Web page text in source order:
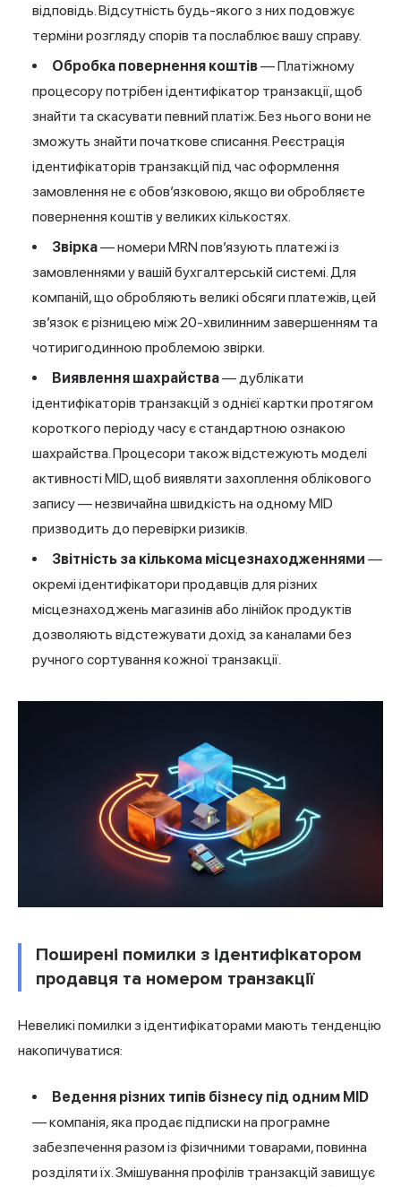
відповідь. Відсутність будь-якого з них подовжує
терміни розгляду спорів та послаблює вашу справу.
Обробка повернення коштів— Платіжному
процесору потрібен ідентифікатор транзакції, щоб
знайти та скасувати певний платіж. Без нього вони не
зможуть знайти початкове списання. Реєстрація
ідентифікаторів транзакцій під час оформлення
замовлення не є обов’язковою, якщо ви обробляєте
повернення коштів у великих кількостях.
Звірка— номери MRN пов’язують платежі із
замовленнями у вашій бухгалтерській системі. Для
компаній, що обробляють великі обсяги платежів, цей
зв’язок є різницею між 20-хвилинним завершенням та
чотиригодинною проблемою звірки.
Виявлення шахрайства— дублікати
ідентифікаторів транзакцій з однієї картки протягом
короткого періоду часу є стандартною ознакою
шахрайства. Процесори також відстежують моделі
активності MID, щоб виявляти захоплення облікового
запису — незвичайна швидкість на одному MID
призводить до перевірки ризиків.
Звітність за кількома місцезнаходженнями —
окремі ідентифікатори продавців для різних
місцезнаходжень магазинів або лінійок продуктів
дозволяють відстежувати дохід за каналами без
ручного сортування кожної транзакції.
Поширені помилки з ідентифікатором
продавця та номером транзакції
Невеликі помилки з ідентифікаторами мають тенденцію
накопичуватися:
Ведення різних типів бізнесу під одним MID
— компанія, яка продає підписки на програмне
забезпечення разом із фізичними товарами, повинна
розділяти їх. Змішування профілів транзакцій завищує